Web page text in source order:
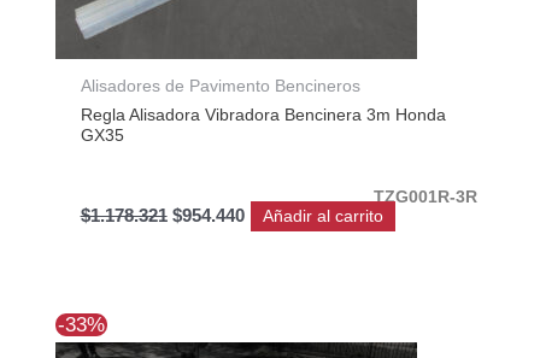
Alisadores de Pavimento Bencineros
Regla Alisadora Vibradora Bencinera 3m Honda
GX35
TZG001R-3R
$1.178.321 $954.440 Añadir al carrito
-33%
precio
precio